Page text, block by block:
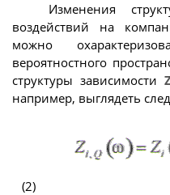
Изменения
воздействий на
можно
вероятностного
структуры зависимости
например, выглядеть
(2)